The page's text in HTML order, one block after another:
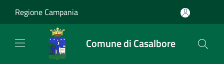
Regione Campania
Comune di Casalbore